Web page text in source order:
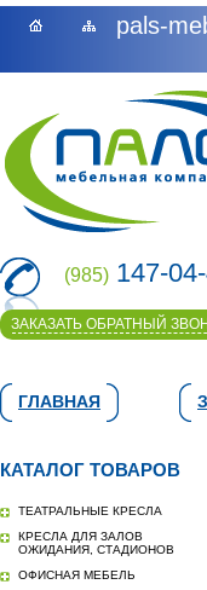
pals-
(985) 147-
ЗАКАЗАТЬ ОБРАТНЫЙ
ГЛАВНАЯ
КАТАЛОГ ТОВАРОВ
ТЕАТРАЛЬНЫЕ КРЕСЛА
КРЕСЛА ДЛЯ ЗАЛОВ
ОЖИДАНИЯ, СТАДИОНОВ
ОФИСНАЯ МЕБЕЛЬ